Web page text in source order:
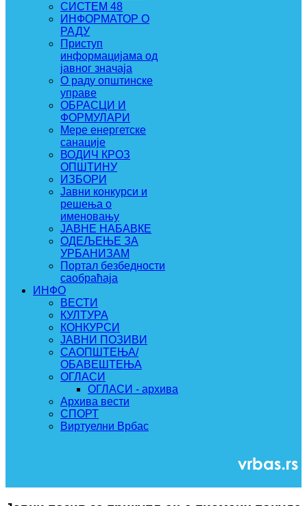
СИСТЕМ 48
ИНФОРМАТОР О
РАДУ
Приступ
информацијама од
јавног значаја
О раду општинске
управе
ОБРАСЦИ И
ФОРМУЛАРИ
Мере енергетске
санације
ВОДИЧ КРОЗ
ОПШТИНУ
ИЗБОРИ
Јавни конкурси и
решења о
именовању
ЈАВНЕ НАБАВКЕ
ОДЕЉЕЊЕ ЗА
УРБАНИЗАМ
Портал безбедности
саобраћаја
ИНФО
ВЕСТИ
КУЛТУРА
КОНКУРСИ
ЈАВНИ ПОЗИВИ
САОПШТЕЊА/
ОБАВЕШТЕЊА
ОГЛАСИ
ОГЛАСИ - архива
Архива вести
СПОРТ
Виртуелни Врбас